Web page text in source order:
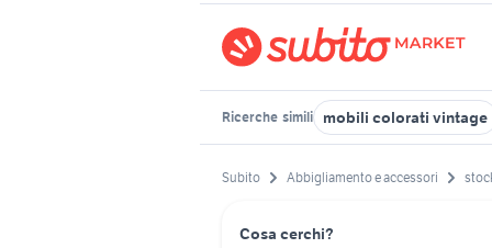
Ricerche simili mobili colorati vintage
Subito Abbigliamento e accessori
Cosa cerchi?